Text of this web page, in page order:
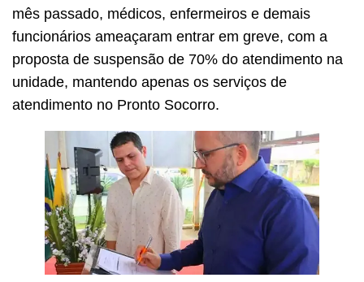
mês passado, médicos, enfermeiros e demais
funcionários ameaçaram entrar em greve, com a
proposta de suspensão de 70% do atendimento na
unidade, mantendo apenas os serviços de
atendimento no Pronto Socorro.